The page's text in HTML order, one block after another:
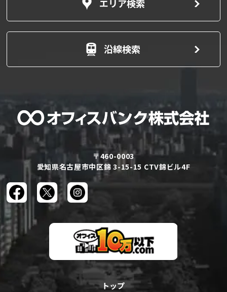
エリア検索
沿線検索
〒460-0003
愛知県名古屋市中区錦 3-15-15 CTV錦ビル4F
トップ